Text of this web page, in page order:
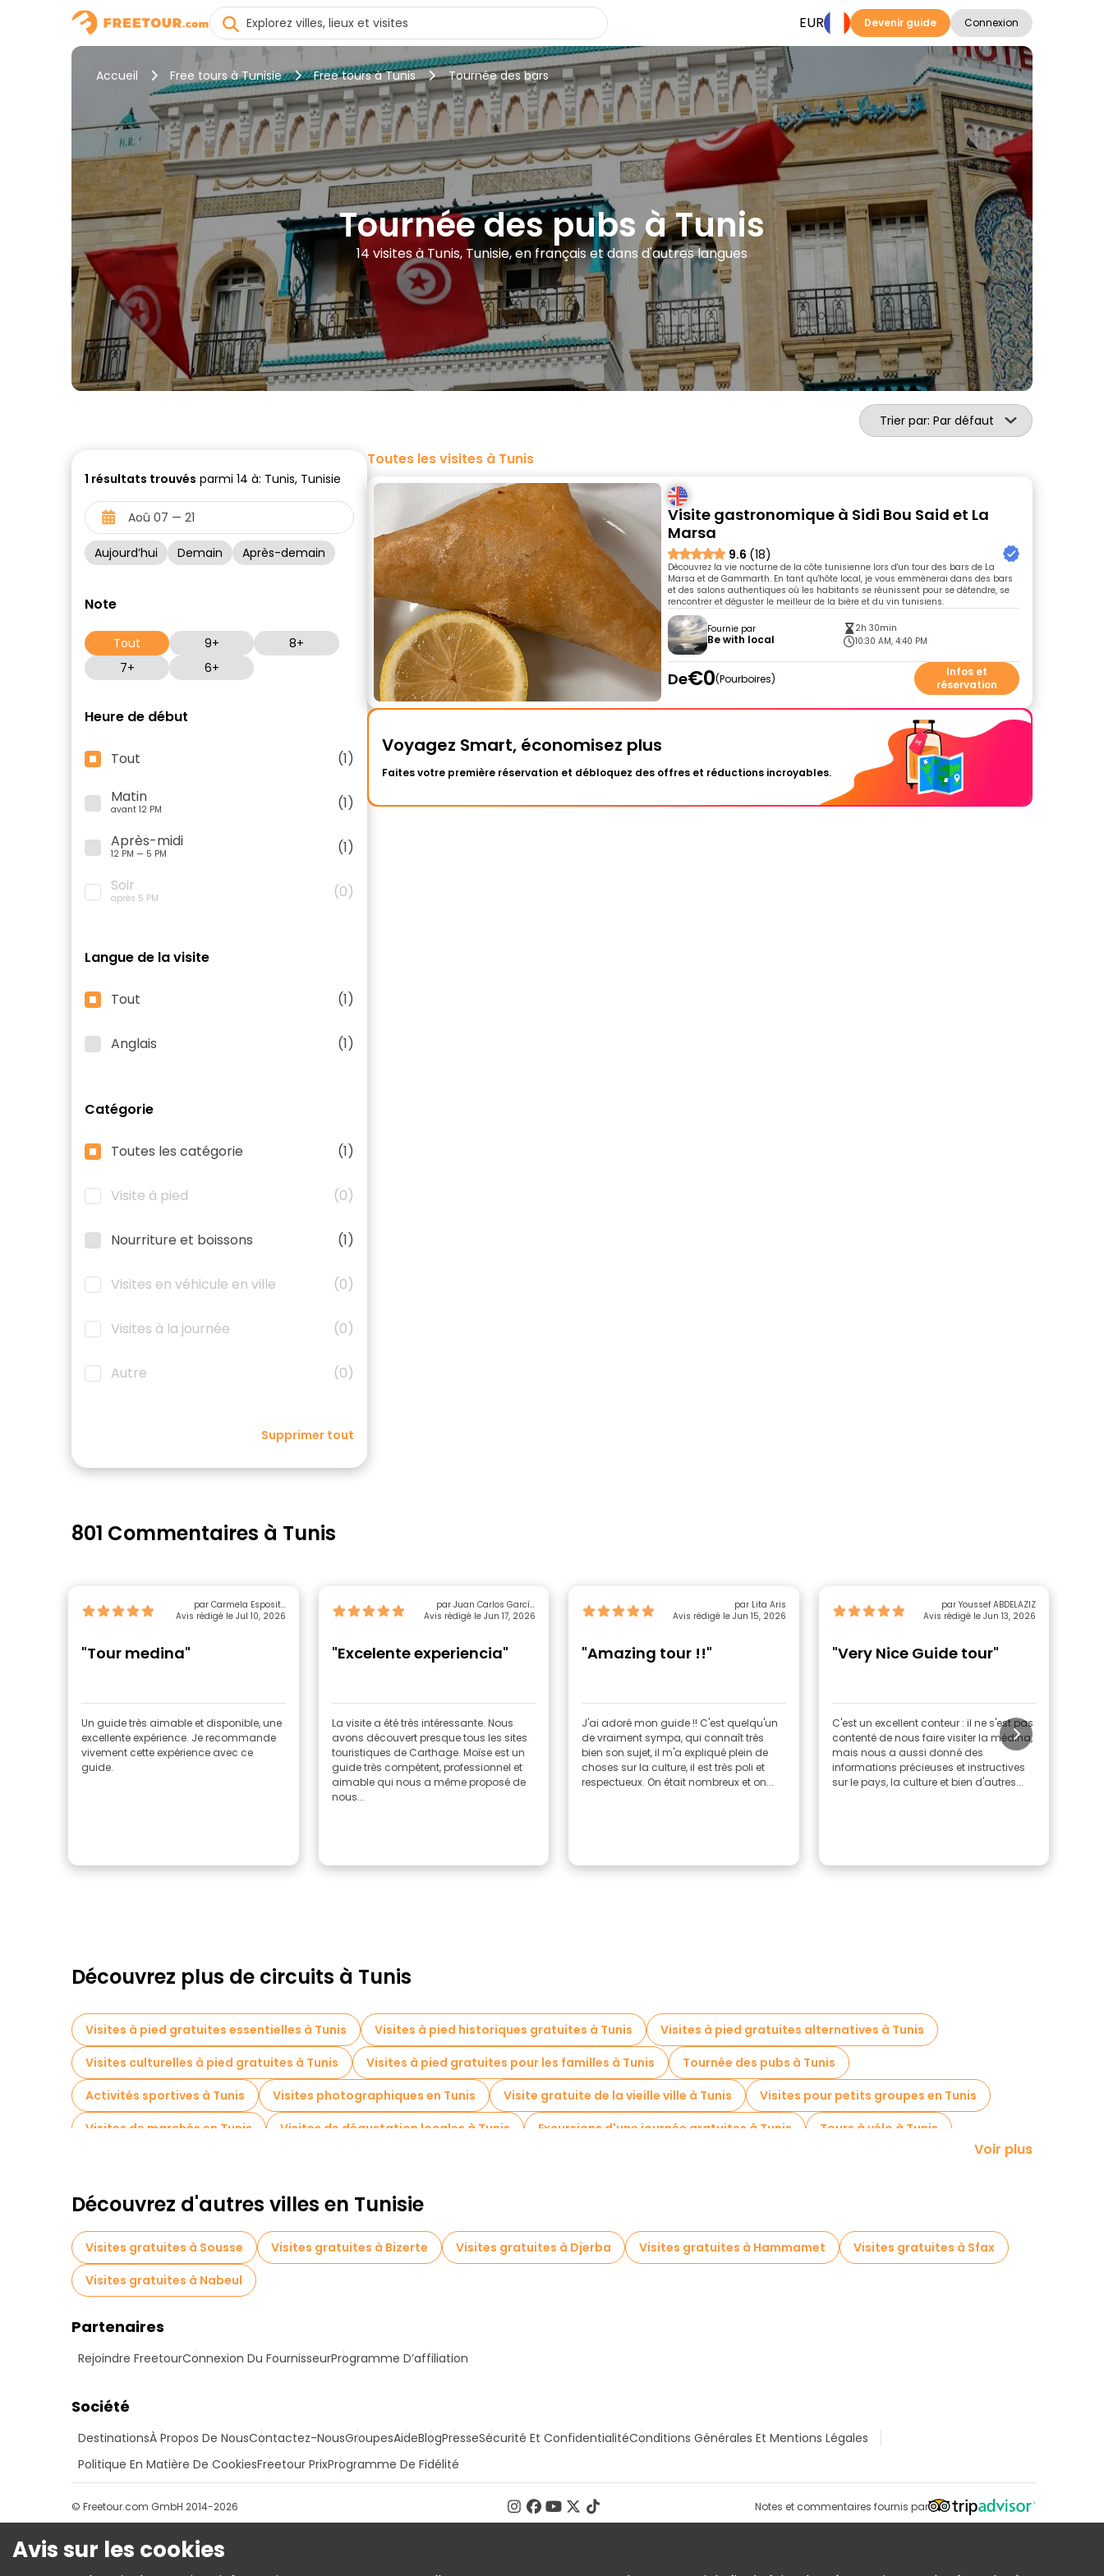
EUR Devenir guide Connexion
Accueil Free tours à Tunisie Free tours à Tunis Tournée des bars
Tournée des pubs à Tunis
14 visites à Tunis, Tunisie, en français et dans d'autres langues
Trier par: Par défaut
1 résultats trouvés parmi 14 à: Tunis, Tunisie
Aujourd’hui Demain Après-demain
Note
Tout 9+
8+
7+
6+
Heure de début
Tout
(1)
Matin
avant 12 PM
(1)
Après-midi
12 PM — 5 PM
(1)
Soir
après 5 PM (0)
Langue de la visite
Tout (1)
Anglais (1)
Catégorie
Toutes les catégorie (1)
Visite à pied (0)
Nourriture et boissons (1)
Visites en véhicule en ville (0)
Visites à la journée (0)
Autre (0)
Supprimer tout
Toutes les visites à Tunis
Visite gastronomique à Sidi Bou Said et La
Marsa
9.6 (18)
Découvrez la vie nocturne de la côte tunisienne lors d'un tour des bars de La
Marsa et de Gammarth. En tant qu'hôte local, je vous emmènerai dans des bars
et des salons authentiques où les habitants se réunissent pour se détendre, se
rencontrer et déguster le meilleur de la bière et du vin tunisiens.
Fournie par
Be with local
2h 30min
10:30 AM, 4:40 PM
De€0 Pourboires
Infos et
réservation
Voyagez Smart, économisez plus
Faites votre première réservation et débloquez des offres et réductions incroyables.
801 Commentaires à Tunis
par Carmela Esposito
Ferrara
Avis rédigé le Jul 10, 2026
"Tour medina"
Un guide très aimable et disponible, une
excellente expérience. Je recommande
vivement cette expérience avec ce
guide.
par Juan Carlos García
Galván
Avis rédigé le Jun 17, 2026
"Excelente experiencia"
La visite a été très intéressante. Nous
avons découvert presque tous les sites
touristiques de Carthage. Moïse est un
guide très compétent, professionnel et
aimable qui nous a même proposé de
nous...
par Lita Aris
Avis rédigé le Jun 15, 2026
"Amazing tour !!"
J'ai adoré mon guide !! C'est quelqu'un
de vraiment sympa, qui connaît très
bien son sujet, il m'a expliqué plein de
choses sur la culture, il est très poli et
respectueux. On était nombreux et on...
par Youssef ABDELAZIZ
Avis rédigé le Jun 13, 2026
"Very Nice Guide tour"
C'est un excellent conteur : il ne s'est pas
contenté de nous faire visiter la médina,
mais nous a aussi donné des
informations précieuses et instructives
sur le pays, la culture et bien d'autres...
Découvrez plus de circuits à Tunis
Visites à pied gratuites essentielles à Tunis Visites à pied historiques gratuites à Tunis
Visites à pied gratuites alternatives à Tunis
Visites culturelles à pied gratuites à Tunis
Visites à pied gratuites pour les familles à Tunis
Tournée des pubs à Tunis
Activités sportives à Tunis
Visites photographiques en Tunis Visite gratuite de la vieille ville à Tunis
Visites pour petits groupes en Tunis
Visites de marchés en Tunis
Visites de dégustation locales à Tunis Excursions d'une journée gratuites à Tunis
Tours à vélo à Tunis
Visites gratuites à proximité Cathedral of St Vincent de Paul and St Olivia of Palermo
Voir plus
Découvrez d'autres villes en Tunisie
Visites gratuites à Sousse Visites gratuites à Bizerte Visites gratuites à Djerba Visites gratuites à Hammamet
Visites gratuites à Sfax
Visites gratuites à Nabeul
Partenaires
Rejoindre FreetourConnexion Du FournisseurProgramme D’affiliation
Société
DestinationsÀ Propos De NousContactez-NousGroupesAideBlogPresseSécurité Et ConfidentialitéConditions Générales Et Mentions Légales
Politique En Matière De CookiesFreetour PrixProgramme De Fidélité
Notes et commentaires fournis par
© Freetour.com GmbH 2014-2026
Avis sur les cookies